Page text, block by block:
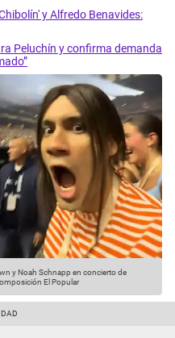
y Alfredo Benavides:
Peluchín y confirma demanda
y Noah Schnapp en concierto de
El Popular